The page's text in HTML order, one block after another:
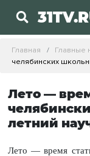
Главная Главные
челябинских
Лето —
летний
Лето — время